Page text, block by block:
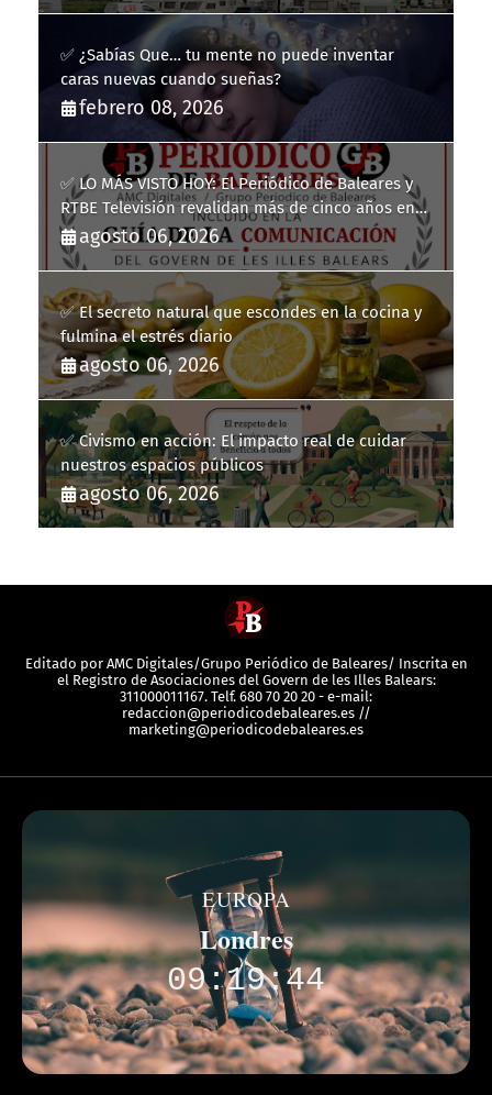
✅ ¿Sabías Que… tu mente no puede inventar
caras nuevas cuando sueñas?
febrero 08, 2026
✅ LO MÁS VISTO HOY: El Periódico de Baleares y
RTBE Televisión revalidan más de cinco años en
la Guía de la Comunicación del Govern de les Illes
Balears
agosto 06, 2026
✅ El secreto natural que escondes en la cocina y
fulmina el estrés diario
agosto 06, 2026
✅ Civismo en acción: El impacto real de cuidar
nuestros espacios públicos
agosto 06, 2026
Editado por AMC Digitales/Grupo Periódico de Baleares/ Inscrita en
el Registro de Asociaciones del Govern de les Illes Balears:
311000011167. Telf. 680 70 20 20 - e-mail:
redaccion@periodicodebaleares.es //
marketing@periodicodebaleares.es
EUROPA
Londres
09:19:44